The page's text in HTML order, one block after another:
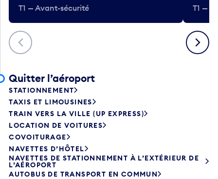
Précédent
T1 — Avant-sécurité
T1 —
Suivant
Quitter l’aéroport
STATIONNEMENT
TAXIS ET LIMOUSINES
TRAIN VERS LA VILLE (UP EXPRESS)
LOCATION DE VOITURES
COVOITURAGE
NAVETTES D’HÔTEL
NAVETTES DE STATIONNEMENT À L’EXTÉRIEUR DE
L’AÉROPORT
AUTOBUS DE TRANSPORT EN COMMUN